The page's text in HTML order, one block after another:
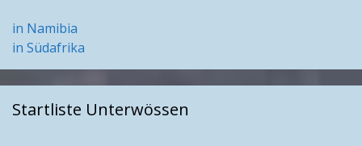
in Namibia
in Südafrika
Startliste Unterwössen